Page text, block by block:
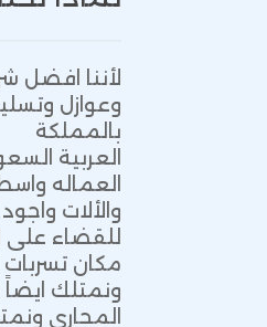
لأننا افضل
وعوازل
بالمملكة
العربية
العماله
والألات
للقضاء على
مكان تسربات
ونمتلك
المجارى